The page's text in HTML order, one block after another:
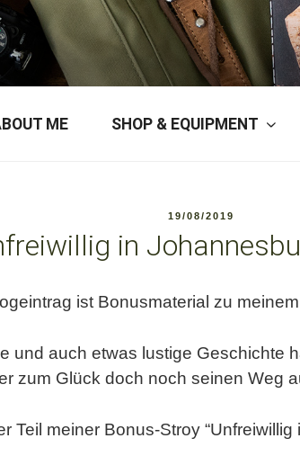
ME SHOP & EQUIPMENT
POSTED
19/08/2019
in
ist Bonusmaterial zu
und auch etwas lustige Geschichte
zum Glück doch noch seinen Weg
Teil meiner Bonus-Stroy “Unfreiwillig